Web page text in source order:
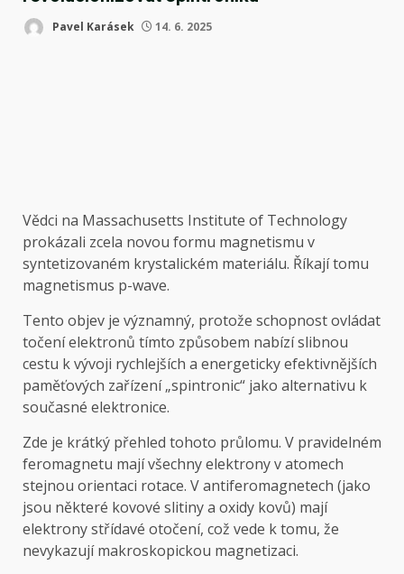
Pavel Karásek 14. 6. 2025
Vědci na Massachusetts Institute of Technology
prokázali zcela novou formu magnetismu v
syntetizovaném krystalickém materiálu. Říkají tomu
magnetismus p-wave.
Tento objev je významný, protože schopnost ovládat
točení elektronů tímto způsobem nabízí slibnou
cestu k vývoji rychlejších a energeticky efektivnějších
paměťových zařízení „spintronic“ jako alternativu k
současné elektronice.
Zde je krátký přehled tohoto průlomu. V pravidelném
feromagnetu mají všechny elektrony v atomech
stejnou orientaci rotace. V antiferomagnetech (jako
jsou některé kovové slitiny a oxidy kovů) mají
elektrony střídavé otočení, což vede k tomu, že
nevykazují makroskopickou magnetizaci.